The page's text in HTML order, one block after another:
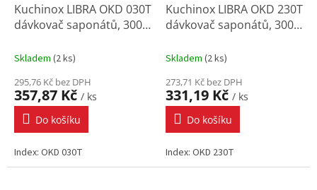
Kuchinox LIBRA OKD 030T
dávkovač saponátů, 300
Skladem (2 ks)
295,76 Kč bez DPH
357,87 Kč / ks
Do košíku
Index: OKD 030T
Kuchinox LIBRA OKD 230T
dávkovač saponátů, 300
Skladem (2 ks)
273,71 Kč bez DPH
331,19 Kč / ks
Do košíku
Index: OKD 230T